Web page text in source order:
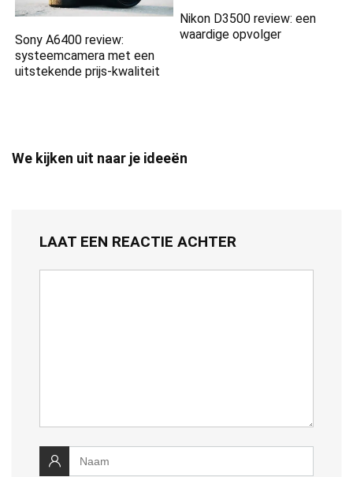
Sony A6400 review:
systeemcamera met een
uitstekende prijs-kwaliteit
Nikon D3500 review: een
waardige opvolger
We kijken uit naar je ideeën
LAAT EEN REACTIE ACHTER